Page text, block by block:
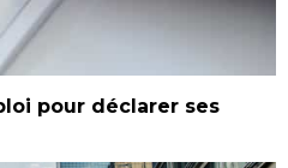
pour déclarer ses